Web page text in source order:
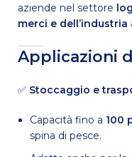
aziende nel settore
merci e
Applicazioni
✅ Stoccaggio e
Capacità fino a 100
spina di pesce.